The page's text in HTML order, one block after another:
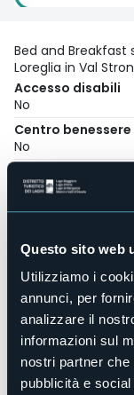
Questo sito web
Utilizziamo i
annunci, per
analizzare il
informazioni sul
nostri partner
pubblicità e
Bed and Breakfast
Loreglia in Val
Accesso disabili
No
Centro benessere
No
No
Piscina
Animali ammessi
Sì
Camere
Posti letto
E-mail